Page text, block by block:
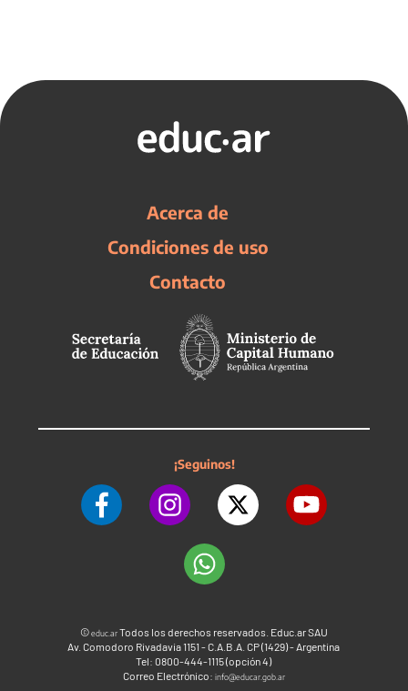
Acerca de
Condiciones de uso
Contacto
¡Seguinos!
©educ.arTodos los derechos reservados. Educ.ar SAU
Av. Comodoro Rivadavia 1151 - C.A.B.A. CP (1429) - Argentina
Tel: 0800-444-1115 (opción 4)
Correo Electrónico: info@educar.gob.ar